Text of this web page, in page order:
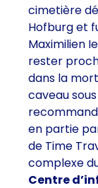
cimetière
Hofburg et
Maximilien
rester
dans la
caveau sous
en partie
de Time
complexe
Centre